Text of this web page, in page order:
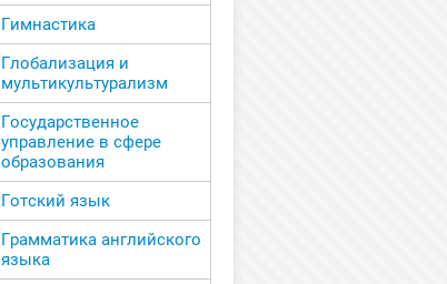
Гимнастика
Глобализация и
мультикультурализм
Государственное
управление в сфере
образования
Готский язык
Грамматика английского
языка